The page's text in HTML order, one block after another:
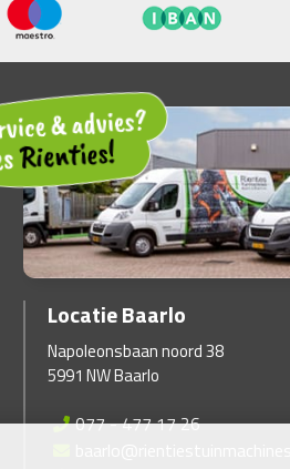
Locatie Baarlo
Napoleonsbaan noord 38
5991 NW Baarlo
077 - 477 17 26